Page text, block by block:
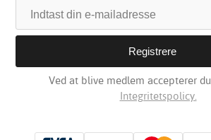
Ved at blive medlem accepterer
Integritetspolicy.